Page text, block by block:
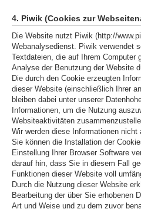
4. Piwik (Cookies zur
Die Website nutzt Piwik (http://
Webanalysedienst. Piwik verwendet
Textdateien, die auf Ihrem Computer
Analyse der Benutzung der Website
Die durch den Cookie erzeugten
dieser Website (einschließlich Ihrer
bleiben dabei unter unserer
Informationen, um die Nutzung
Websiteaktivitäten
Wir werden diese Informationen nicht
Sie können die Installation der
Einstellung Ihrer Browser Software
darauf hin, dass Sie in diesem Fall
Funktionen dieser Website voll
Durch die Nutzung dieser Website
Bearbeitung der über Sie erhobenen
Art und Weise und zu dem zuvor